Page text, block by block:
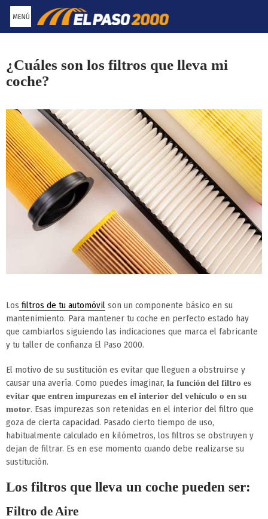
Saltar
contenido
¿Cuáles son los filtros que lleva mi
coche?
Los filtros de tu automóvil son un componente básico en su
mantenimiento. Para mantener tu coche en perfecto estado hay
que cambiarlos siguiendo las indicaciones que marca el fabricante
y tu taller de confianza El Paso 2000.
El motivo de su sustitución es evitar que lleguen a obstruirse y
causar una avería. Como puedes imaginar, la función del filtro es
evitar que entren impurezas en el interior del vehículo o en su
motor. Esas impurezas son retenidas en el interior del filtro que
goza de cierta capacidad. Pasado cierto tiempo de uso,
habitualmente calculado en kilómetros, los filtros se obstruyen y
dejan de filtrar. Es en ese momento cuando debe realizarse su
sustitución.
Los filtros que lleva un coche pueden ser:
Filtro de Aire